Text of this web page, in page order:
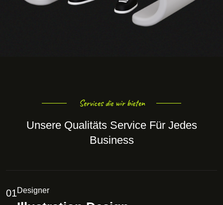
Services die wir bieten
Unsere Qualitäts Service Für Jedes
Business
01Designer